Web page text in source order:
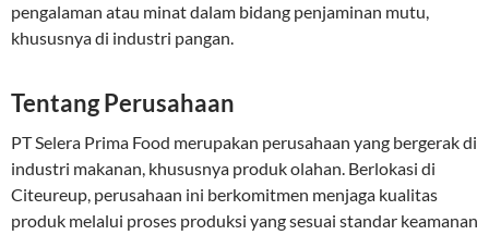
pengalaman atau minat dalam bidang penjaminan mutu,
khususnya di industri pangan.
Tentang Perusahaan
PT Selera Prima Food merupakan perusahaan yang bergerak di
industri makanan, khususnya produk olahan. Berlokasi di
Citeureup, perusahaan ini berkomitmen menjaga kualitas
produk melalui proses produksi yang sesuai standar keamanan